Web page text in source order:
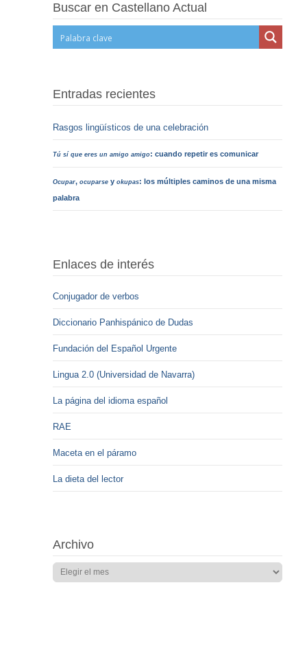
Buscar en Castellano Actual
Entradas recientes
Rasgos lingüísticos de una celebración
Tú sí que eres un amigo amigo: cuando repetir es comunicar
Ocupar,ocuparse yokupas: los múltiples caminos de una misma
palabra
Enlaces de interés
Conjugador de verbos
Diccionario Panhispánico de Dudas
Fundación del Español Urgente
Lingua 2.0 (Universidad de Navarra)
La página del idioma español
RAE
Maceta en el páramo
La dieta del lector
Archivo